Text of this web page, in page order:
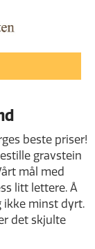
beste priser!
gravstein
mål med
litt lettere. Å
ikke minst dyrt.
det skjulte